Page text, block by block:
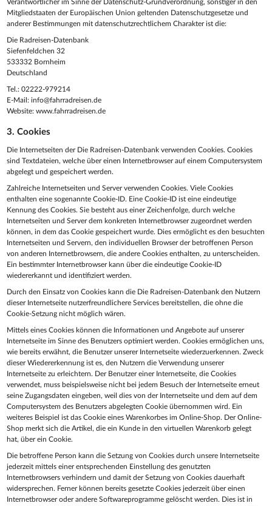
Verantwortlicher im Sinne der Datenschutz-Grundverordnung, sonstiger in den
Mitgliedstaaten der Europäischen Union geltenden Datenschutzgesetze und
anderer Bestimmungen mit datenschutzrechtlichem Charakter ist die:
Die Radreisen-Datenbank
Siefenfeldchen 32
533332 Bornheim
Deutschland
Tel.: 02222-979214
E-Mail: info@fahrradreisen.de
Website: www.fahrradreisen.de
3. Cookies
Die Internetseiten der Die Radreisen-Datenbank verwenden Cookies. Cookies
sind Textdateien, welche über einen Internetbrowser auf einem Computersystem
abgelegt und gespeichert werden.
Zahlreiche Internetseiten und Server verwenden Cookies. Viele Cookies
enthalten eine sogenannte Cookie-ID. Eine Cookie-ID ist eine eindeutige
Kennung des Cookies. Sie besteht aus einer Zeichenfolge, durch welche
Internetseiten und Server dem konkreten Internetbrowser zugeordnet werden
können, in dem das Cookie gespeichert wurde. Dies ermöglicht es den besuchten
Internetseiten und Servern, den individuellen Browser der betroffenen Person
von anderen Internetbrowsern, die andere Cookies enthalten, zu unterscheiden.
Ein bestimmter Internetbrowser kann über die eindeutige Cookie-ID
wiedererkannt und identifiziert werden.
Durch den Einsatz von Cookies kann die Die Radreisen-Datenbank den Nutzern
dieser Internetseite nutzerfreundlichere Services bereitstellen, die ohne die
Cookie-Setzung nicht möglich wären.
Mittels eines Cookies können die Informationen und Angebote auf unserer
Internetseite im Sinne des Benutzers optimiert werden. Cookies ermöglichen uns,
wie bereits erwähnt, die Benutzer unserer Internetseite wiederzuerkennen. Zweck
dieser Wiedererkennung ist es, den Nutzern die Verwendung unserer
Internetseite zu erleichtern. Der Benutzer einer Internetseite, die Cookies
verwendet, muss beispielsweise nicht bei jedem Besuch der Internetseite erneut
seine Zugangsdaten eingeben, weil dies von der Internetseite und dem auf dem
Computersystem des Benutzers abgelegten Cookie übernommen wird. Ein
weiteres Beispiel ist das Cookie eines Warenkorbes im Online-Shop. Der Online-
Shop merkt sich die Artikel, die ein Kunde in den virtuellen Warenkorb gelegt
hat, über ein Cookie.
Die betroffene Person kann die Setzung von Cookies durch unsere Internetseite
jederzeit mittels einer entsprechenden Einstellung des genutzten
Internetbrowsers verhindern und damit der Setzung von Cookies dauerhaft
widersprechen. Ferner können bereits gesetzte Cookies jederzeit über einen
Internetbrowser oder andere Softwareprogramme gelöscht werden. Dies ist in